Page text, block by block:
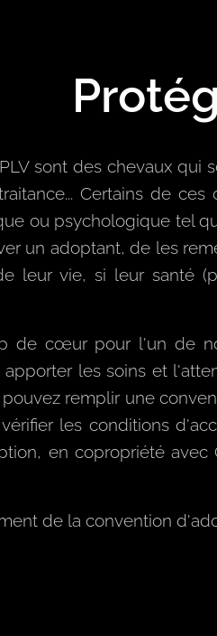
sont des chevaux qui
Certains de
ou psychologique tel
un adoptant, de les
leur vie, si leur santé
de cœur pour l'un de
les soins et
remplir une
les conditions
en copropriété
de la convention